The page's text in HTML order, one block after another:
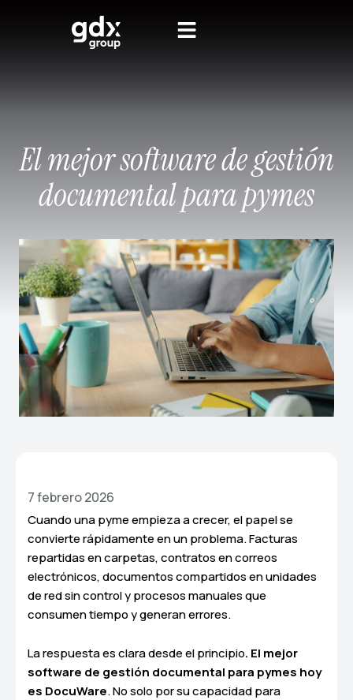
El mejor software de gestión
documental para pymes
7 febrero 2026
Cuando una pyme empieza a crecer, el papel se
convierte rápidamente en un problema. Facturas
repartidas en carpetas, contratos en correos
electrónicos, documentos compartidos en unidades
de red sin control y procesos manuales que
consumen tiempo y generan errores.
La respuesta es clara desde el principio. El mejor
software de gestión documental para pymes hoy
es DocuWare. No solo por su capacidad para